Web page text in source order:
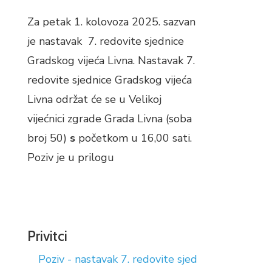
Za petak 1. kolovoza 2025. sazvan
je nastavak 7. redovite sjednice
Gradskog vijeća Livna. Nastavak 7.
redovite sjednice Gradskog vijeća
Livna održat će se u Velikoj
vijećnici zgrade Grada Livna (soba
broj 50) s početkom u 16,00 sati.
Poziv je u prilogu
Privitci
Poziv - nastavak 7. redovite sjed